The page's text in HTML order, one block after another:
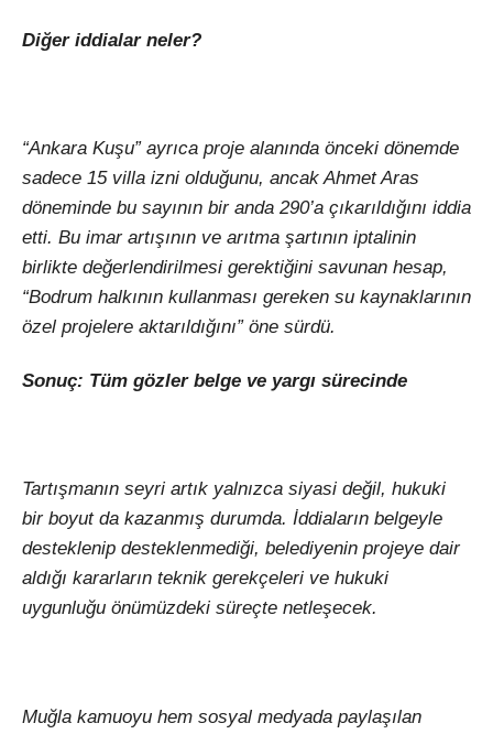
Diğer iddialar neler?
“Ankara Kuşu” ayrıca proje alanında önceki dönemde
sadece 15 villa izni olduğunu, ancak Ahmet Aras
döneminde bu sayının bir anda 290’a çıkarıldığını iddia
etti. Bu imar artışının ve arıtma şartının iptalinin
birlikte değerlendirilmesi gerektiğini savunan hesap,
“Bodrum halkının kullanması gereken su kaynaklarının
özel projelere aktarıldığını” öne sürdü.
Sonuç: Tüm gözler belge ve yargı sürecinde
Tartışmanın seyri artık yalnızca siyasi değil, hukuki
bir boyut da kazanmış durumda. İddiaların belgeyle
desteklenip desteklenmediği, belediyenin projeye dair
aldığı kararların teknik gerekçeleri ve hukuki
uygunluğu önümüzdeki süreçte netleşecek.
Muğla kamuoyu hem sosyal medyada paylaşılan